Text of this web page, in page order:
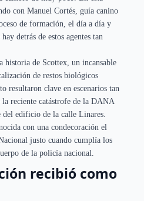
con Manuel Cortés, guía canino
de formación, el día a día y
detrás de estos agentes tan
historia de Scottex, un incansable
de restos biológicos
resultaron clave en escenarios tan
la reciente catástrofe de la DANA
edificio de la calle Linares.
con una condecoración el
justo cuando cumplía los
de la policía nacional.
recibió como